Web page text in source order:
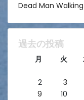
Dead Man Walking
過去の投稿
月 火
2
3
9
10